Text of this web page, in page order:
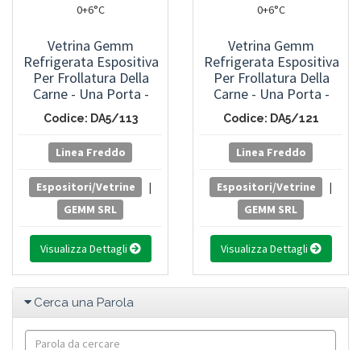
Vetrina Gemm
Refrigerata Espositiva
Per Frollatura Della
Carne - Una Porta -
Temperatura 0+6°C
Codice: DA5/113
Linea Freddo
Espositori/Vetrine
|
GEMM SRL
Visualizza Dettagli
Vetrina Gemm
Refrigerata Espositiva
Per Frollatura Della
Carne - Una Porta -
Temperatura 0+6°C
Codice: DA5/121
Linea Freddo
Espositori/Vetrine
|
GEMM SRL
Visualizza Dettagli
Cerca una Parola